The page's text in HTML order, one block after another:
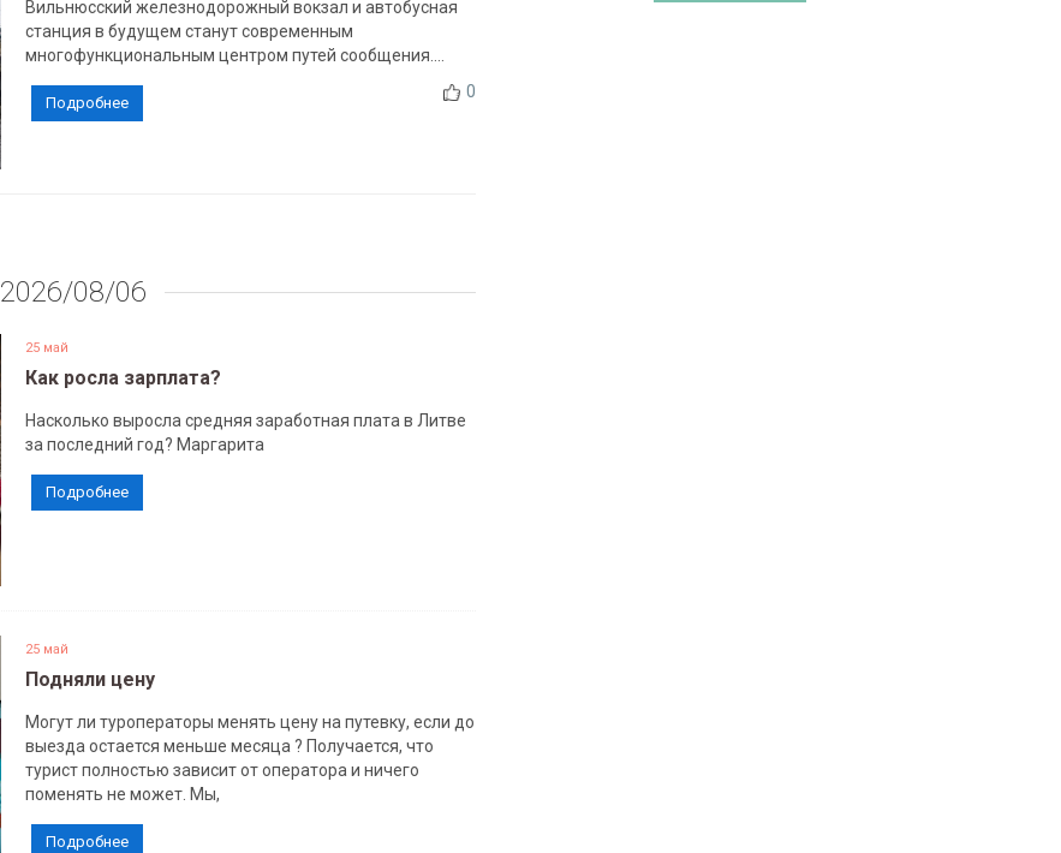
Вильнюсский железнодорожный вокзал и автобусная
станция в будущем станут современным
многофункциональным центром путей сообщения....
0
Подробнее
2026/08/06
25 май
Как росла зарплата?
Насколько выросла средняя заработная плата в Литве
за последний год? Маргарита
Подробнее
25 май
Подняли цену
Могут ли туроператоры менять цену на путевку, если до
выезда остается меньше месяца ? Получается, что
турист полностью зависит от оператора и ничего
поменять не может. Мы,
Подробнее